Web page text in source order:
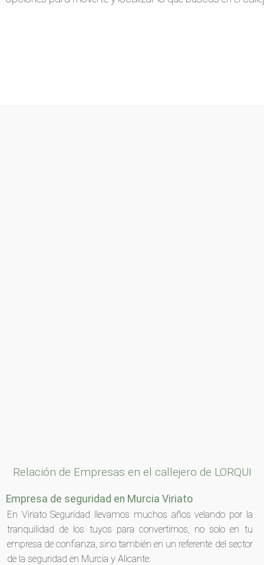
Relación de Empresas en el callejero de LORQUI
Empresa de seguridad en Murcia Viriato
En Viriato Seguridad llevamos muchos años velando por la
tranquilidad de los tuyos para convertirnos, no solo en tu
empresa de confianza, sino también en un referente del sector
de la seguridad en Murcia y Alicante.